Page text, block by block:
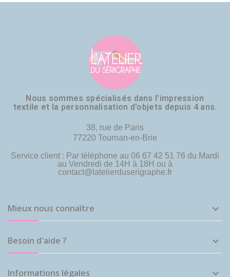
Nous sommes spécialisés dans l'impression
textile et la personnalisation d'objets depuis 4 ans.
38, rue de Paris
77220 Tournan-en-Brie
Service client : Par téléphone au 06 67 42 51 76 du Mardi
au Vendredi de 14H à 18H ou à
contact@latelierduserigraphe.fr
Mieux nous connaître 
Besoin d'aide ? 
Informations légales 